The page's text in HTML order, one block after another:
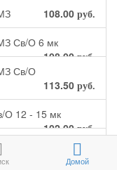
108.00 руб.
Св/О 6 мк
108.00руб.
Св/О
113.50 руб.
О 12 - 15 мк
102.00руб.
85.00руб.
Домой